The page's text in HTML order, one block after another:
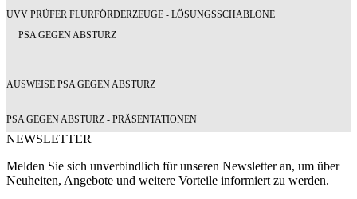
UVV PRÜFER FLURFÖRDERZEUGE - LÖSUNGSSCHABLONE
PSA GEGEN ABSTURZ
AUSWEISE PSA GEGEN ABSTURZ
PSA GEGEN ABSTURZ - PRÄSENTATIONEN
NEWSLETTER
Melden Sie sich unverbindlich für unseren Newsletter an, um über
Neuheiten, Angebote und weitere Vorteile informiert zu werden.